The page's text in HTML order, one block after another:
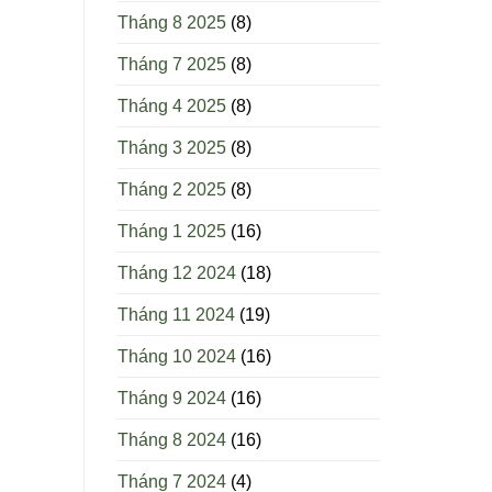
Tháng 8 2025 (8)
Tháng 7 2025 (8)
Tháng 4 2025 (8)
Tháng 3 2025 (8)
Tháng 2 2025 (8)
Tháng 1 2025 (16)
Tháng 12 2024 (18)
Tháng 11 2024 (19)
Tháng 10 2024 (16)
Tháng 9 2024 (16)
Tháng 8 2024 (16)
Tháng 7 2024 (4)